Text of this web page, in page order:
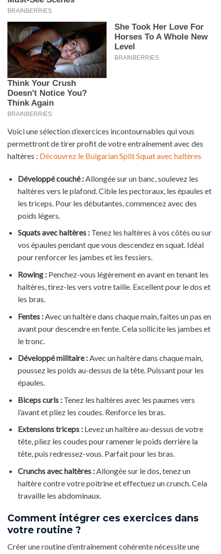
Voici une sélection d’exercices incontournables qui vous
permettront de tirer profit de votre entraînement avec des
haltères : Découvrez le Bulgarian Split Squat avec haltères
Développé couché :Allongée sur un banc, soulevez les
haltères vers le plafond. Cible les pectoraux, les épaules et
les triceps. Pour les débutantes, commencez avec des
poids légers.
Squats avec haltères :Tenez les haltères à vos côtés ou sur
vos épaules pendant que vous descendez en squat. Idéal
pour renforcer les jambes et les fessiers.
Rowing :Penchez-vous légèrement en avant en tenant les
haltères, tirez-les vers votre taille. Excellent pour le dos et
les bras.
Fentes :Avec un haltère dans chaque main, faites un pas en
avant pour descendre en fente. Cela sollicite les jambes et
le tronc.
Développé militaire :Avec un haltère dans chaque main,
poussez les poids au-dessus de la tête. Puissant pour les
épaules.
Biceps curls :Tenez les haltères avec les paumes vers
l’avant et pliez les coudes. Renforce les bras.
Extensions triceps :Levez un haltère au-dessus de votre
tête, pliez les coudes pour ramener le poids derrière la
tête, puis redressez-vous. Parfait pour les bras.
Crunchs avec haltères :Allongée sur le dos, tenez un
haltère contre votre poitrine et effectuez un crunch. Cela
travaille les abdominaux.
Comment intégrer ces exercices dans
votre routine ?
Créer une routine d’entraînement cohérente nécessite une